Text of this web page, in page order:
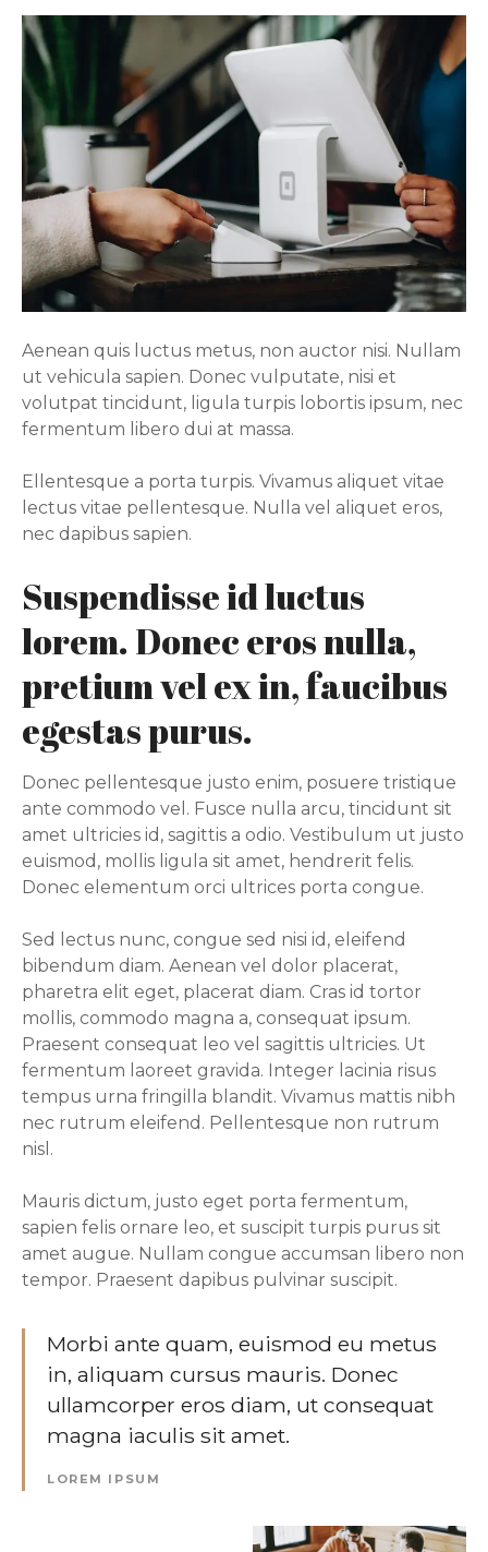
Aenean quis luctus metus, non auctor nisi. Nullam
ut vehicula sapien. Donec vulputate, nisi et
volutpat tincidunt, ligula turpis lobortis ipsum, nec
fermentum libero dui at massa.
Ellentesque a porta turpis. Vivamus aliquet vitae
lectus vitae pellentesque. Nulla vel aliquet eros,
nec dapibus sapien.
Suspendisse id luctus
lorem. Donec eros nulla,
pretium vel ex in, faucibus
egestas purus.
Donec pellentesque justo enim, posuere tristique
ante commodo vel. Fusce nulla arcu, tincidunt sit
amet ultricies id, sagittis a odio. Vestibulum ut justo
euismod, mollis ligula sit amet, hendrerit felis.
Donec elementum orci ultrices porta congue.
Sed lectus nunc, congue sed nisi id, eleifend
bibendum diam. Aenean vel dolor placerat,
pharetra elit eget, placerat diam. Cras id tortor
mollis, commodo magna a, consequat ipsum.
Praesent consequat leo vel sagittis ultricies. Ut
fermentum laoreet gravida. Integer lacinia risus
tempus urna fringilla blandit. Vivamus mattis nibh
nec rutrum eleifend. Pellentesque non rutrum
nisl.
Mauris dictum, justo eget porta fermentum,
sapien felis ornare leo, et suscipit turpis purus sit
amet augue. Nullam congue accumsan libero non
tempor. Praesent dapibus pulvinar suscipit.
Morbi ante quam, euismod eu metus
in, aliquam cursus mauris. Donec
ullamcorper eros diam, ut consequat
magna iaculis sit amet.
LOREM IPSUM